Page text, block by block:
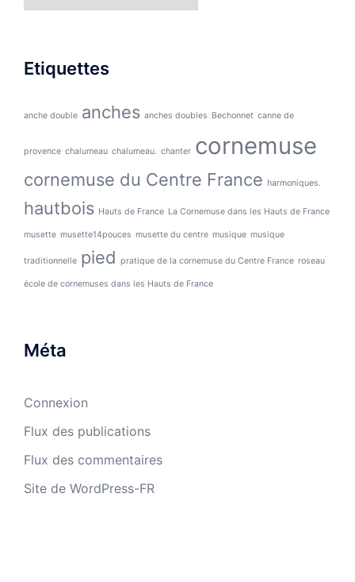
Etiquettes
anche double anches anches doubles Bechonnet canne de
provence chalumeau chalumeau. chanter cornemuse
cornemuse du Centre France harmoniques.
hautbois Hauts de France La Cornemuse dans les Hauts de France
musette musette14pouces musette du centre musique musique
traditionnelle pied pratique de la cornemuse du Centre France roseau
école de cornemuses dans les Hauts de France
Méta
Connexion
Flux des publications
Flux des commentaires
Site de WordPress-FR